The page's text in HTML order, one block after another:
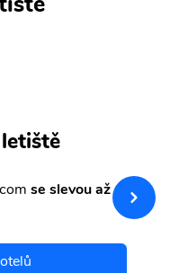
se slevou až